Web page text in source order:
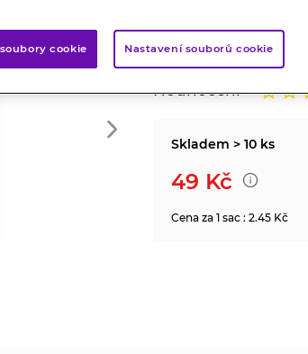
Ovocný čaj s chutí
Hodnocení
Skladem > 10 ks
49 Kč
Cena za 1 sac : 2.45 Kč
cookie Nastavení souborů cookie